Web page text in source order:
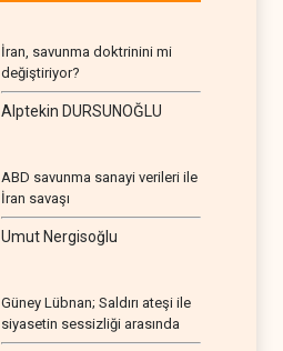
İran, savunma doktrinini mi
değiştiriyor?
Alptekin DURSUNOĞLU
ABD savunma sanayi verileri ile
İran savaşı
Umut Nergisoğlu
Güney Lübnan; Saldırı ateşi ile
siyasetin sessizliği arasında